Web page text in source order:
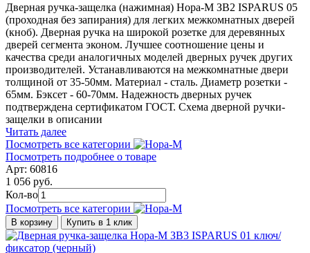
Дверная ручка-защелка (нажимная) Нора-М ЗВ2 ISPARUS 05
(проходная без запирания) для легких межкомнатных дверей
(кноб). Дверная ручка на широкой розетке для деревянных
дверей сегмента эконом. Лучшее соотношение цены и
качества среди аналогичных моделей дверных ручек других
производителей. Устанавливаются на межкомнатные двери
толщиной от 35-50мм. Материал - сталь. Диаметр розетки -
65мм. Бэксет - 60-70мм. Надежность дверных ручек
подтверждена сертификатом ГОСТ. Схема дверной ручки-
защелки в описании
Читать далее
Посмотреть все категории
Посмотреть подробнее о товаре
Арт: 60816
1 056 руб.
Кол-во
Посмотреть все категории
В корзину Купить в 1 клик